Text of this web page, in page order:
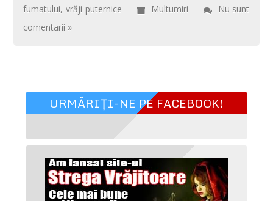
fumatului,vrăji puternice Multumiri
Nu sunt
comentarii »
URMĂRIȚI-NE PE FACEBOOK!